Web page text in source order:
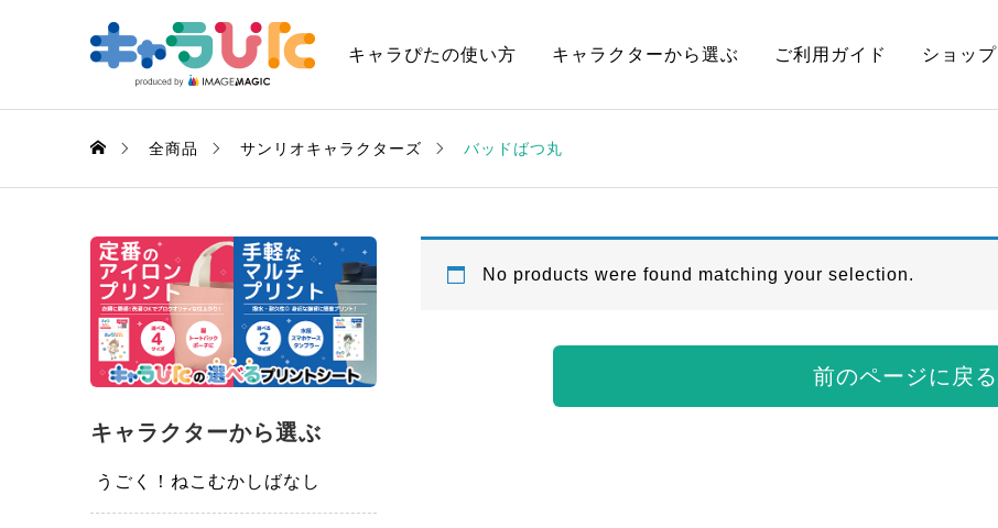
キャラぴたの使い方 キャラクターから選ぶ ご利用ガイド ショップ
全商品 サンリオキャラクターズ バッドばつ丸
No products were found matching your selection.
前のページに戻る
キャラクターから選ぶ
うごく！ねこむかしばなし